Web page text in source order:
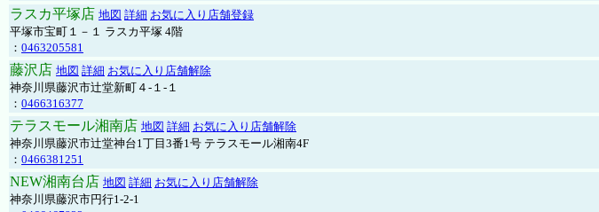
ラスカ平塚店 地図 詳細 お気に入り店舗登録
平塚市宝町１－１ ラスカ平塚 4階
： 0463205581
藤沢店 地図 詳細 お気に入り店舗解除
神奈川県藤沢市辻堂新町４-１-１
： 0466316377
テラスモール湘南店 地図 詳細 お気に入り店舗解除
神奈川県藤沢市辻堂神台1丁目3番1号 テラスモール湘南4F
： 0466381251
NEW湘南台店 地図 詳細 お気に入り店舗解除
神奈川県藤沢市円行1-2-1